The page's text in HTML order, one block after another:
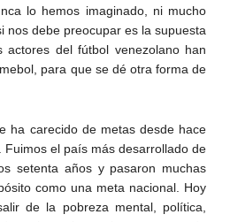
lo hemos imaginado, ni mucho
nos debe preocupar es la supuesta
actores del fútbol venezolano han
para que se dé otra forma de
ha carecido de metas desde hace
Fuimos el país más desarrollado de
setenta años y pasaron muchas
como una meta nacional. Hoy
de la pobreza mental, política,